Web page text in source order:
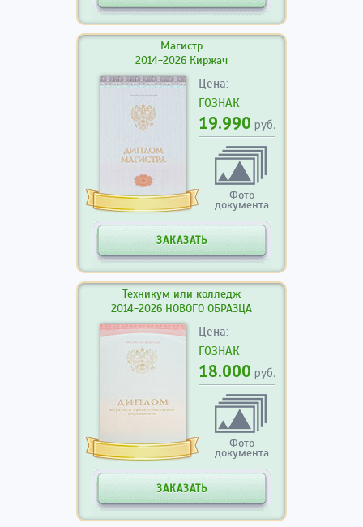
Магистр
2014-2026 Киржач
Цена:
ГОЗНАК
19.990 руб.
Фото
документа
ЗАКАЗАТЬ
Техникум или колледж
2014-2026 НОВОГО ОБРАЗЦА
Цена:
ГОЗНАК
18.000 руб.
Фото
документа
ЗАКАЗАТЬ